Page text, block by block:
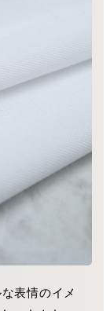
表情のイメ